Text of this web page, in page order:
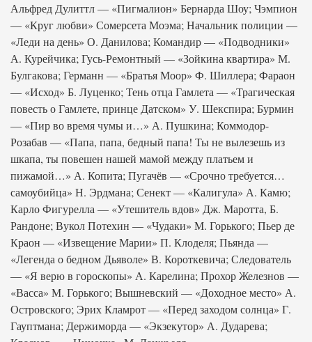
Альфред Дулиттл — «Пигмалион» Бернарда Шоу; Чэмпион
— «Круг любви» Сомерсета Моэма; Начальник полиции —
«Леди на день» О. Данилова; Командир — «Подводники»
А. Курейчика; Гусь-Ремонтный — «Зойкина квартира» М.
Булгакова; Германн — «Братья Моор» Ф. Шиллера; Фараон
— «Исход» Б. Луценко; Тень отца Гамлета — «Трагическая
повесть о Гамлете, принце Датском» У. Шекспира; Бурмин
— «Пир во время чумы и…» А. Пушкина; Коммодор-
Розабав — «Папа, папа, бедный папа! Ты не вылезешь из
шкапа, ты повешен нашей мамой между платьем и
пижамой…» А. Копита; Пугачёв — «Срочно требуется…
самоубийца» Н. Эрдмана; Сенект — «Калигула» А. Камю;
Карло Фигурелла — «Утешитель вдов» Дж. Маротта, Б.
Рандоне; Вукол Потехин — «Чудаки» М. Горького; Пьер де
Краон — «Извещение Марии» П. Клоделя; Пьянда —
«Легенда о бедном Дьяволе» В. Короткевича; Следователь
— «Я верю в гороскопы» А. Карелина; Прохор Железнов —
«Васса» М. Горького; Вышневский — «Доходное место» А.
Островского; Эрих Кламрот — «Перед заходом солнца» Г.
Гауптмана; Держиморда — «Экзекутор» А. Дударева;